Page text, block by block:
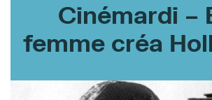
Cinémardi –
femme créa